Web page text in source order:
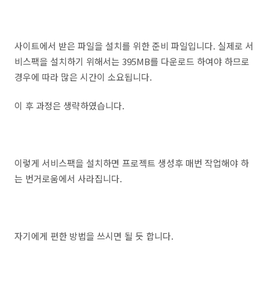
사이트에서 받은 파일을 설치를 위한 준비 파일입니다. 실제로 서
비스팩을 설치하기 위해서는 395MB를 다운로드 하여야 하므로
경우에 따라 많은 시간이 소요됩니다.
이 후 과정은 생략하였습니다.
이렇게 서비스팩을 설치하면 프로젝트 생성후 매번 작업해야 하
는 번거로움에서 사라집니다.
자기에게 편한 방법을 쓰시면 될 듯 합니다.